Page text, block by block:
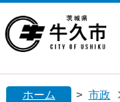
閉じる
ホーム > 市政